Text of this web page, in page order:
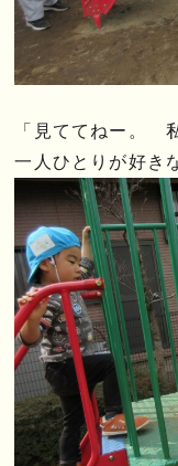
「見ててねー。
一人ひとりが好き